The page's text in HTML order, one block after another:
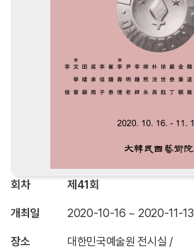
회차 제41회
개최일 2020-10-16 ~ 2020-11-13
장소
대한민국예술원 전시실 /